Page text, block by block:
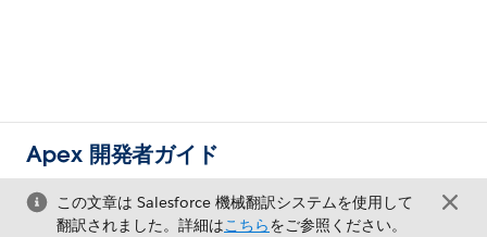
Apex 開発者ガイド
この文章は Salesforce 機械翻訳システムを使用して
翻訳されました。詳細はこちらをご参照ください。